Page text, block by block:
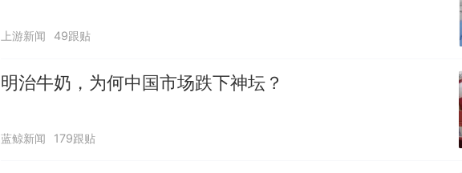
上游新闻 49跟贴
明治牛奶，为何中国市场跌下神坛？
蓝鲸新闻 179跟贴